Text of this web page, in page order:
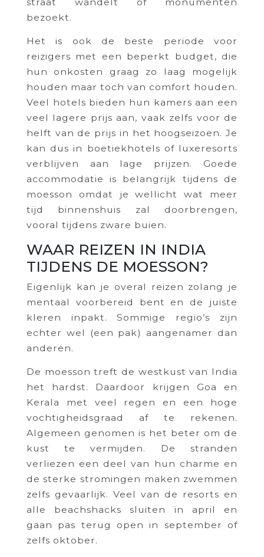
bezoekt.
Het is ook de beste periode voor
reizigers met een beperkt budget, die
hun onkosten graag zo laag mogelijk
houden maar toch van comfort houden.
Veel hotels bieden hun kamers aan een
veel lagere prijs aan, vaak zelfs voor de
helft van de prijs in het hoogseizoen. Je
kan dus in boetiekhotels of luxeresorts
verblijven aan lage prijzen. Goede
accommodatie is belangrijk tijdens de
moesson omdat je wellicht wat meer
tijd binnenshuis zal doorbrengen,
vooral tijdens zware buien.
WAAR REIZEN IN INDIA
TIJDENS DE MOESSON?
Eigenlijk kan je overal reizen zolang je
mentaal voorbereid bent en de juiste
kleren inpakt. Sommige regio’s zijn
echter wel (een pak) aangenamer dan
anderen.
De moesson treft de westkust van India
het hardst. Daardoor krijgen Goa en
Kerala met veel regen en een hoge
vochtigheidsgraad af te rekenen.
Algemeen genomen is het beter om de
kust te vermijden. De stranden
verliezen een deel van hun charme en
de sterke stromingen maken zwemmen
zelfs gevaarlijk. Veel van de resorts en
alle beachshacks sluiten in april en
gaan pas terug open in september of
zelfs oktober.